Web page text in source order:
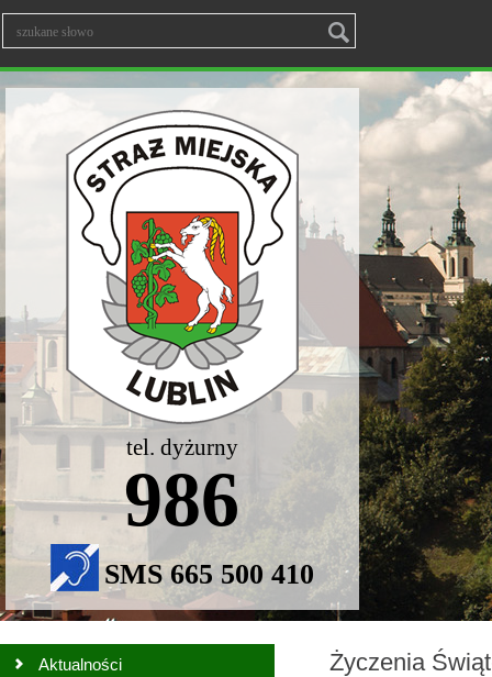
tel. dyżurny
986
SMS 665 500 410
Aktualności Życzenia